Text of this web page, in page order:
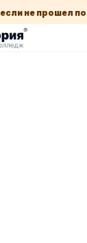
если не прошел